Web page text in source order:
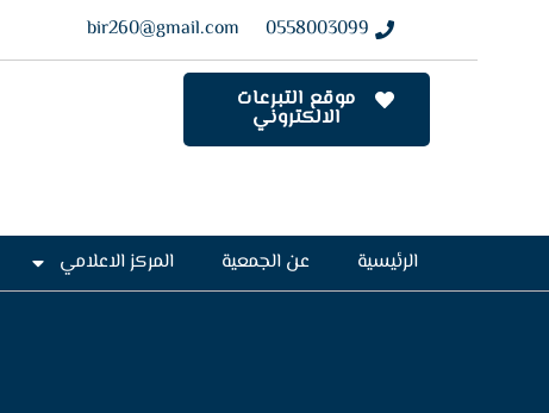
0558003099
bir260@gmail.com
موقع التبرعات
الالكتروني
الرئيسية عن الجمعية المركز الاعلامي